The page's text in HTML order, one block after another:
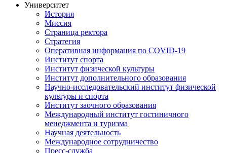
Университет
История
Миссия
Страница ректора
Стратегия
Оперативная информация по COVID-19
Институт спорта
Институт физической культуры
Институт дополнительного образования
Научно-исследовательский институт физической
культуры и спорта
Институт заочного образования
Международный институт гостиничного
менеджмента и туризма
Научная деятельность
Международное сотрудничество
Пресс-служба